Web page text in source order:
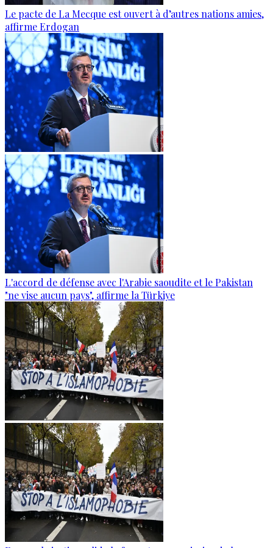
Le pacte de La Mecque est ouvert à d’autres nations amies,
affirme Erdogan
L'accord de défense avec l'Arabie saoudite et le Pakistan
"ne vise aucun pays", affirme la Türkiye